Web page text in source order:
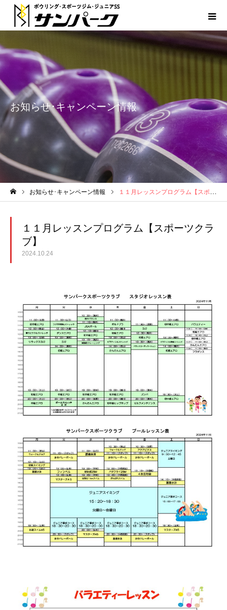
お知らせ･キャンペーン情報
お知らせ･キャンペーン情報 １１月レッスンプログラム【スポーツクラブ】
１１月レッスンプログラム【スポーツクラ
ブ】
2024.10.24